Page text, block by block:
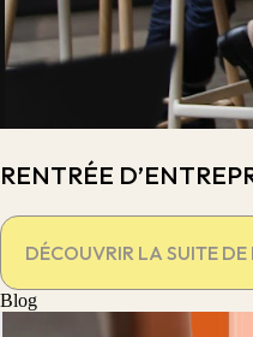
RENTRÉE
DÉCOUVRIR LA SUITE DE
Blog